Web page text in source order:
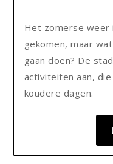
Het zomerse weer
gekomen, maar
gaan doen? De
activiteiten aan,
koudere dagen.